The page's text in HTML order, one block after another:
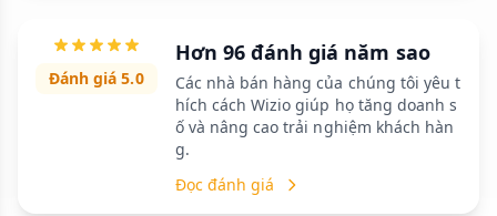
Đánh giá 5.0
Hơn 96 đánh giá năm sao
Các nhà bán hàng của chúng tôi yêu t
hích cách Wizio giúp họ tăng doanh s
ố và nâng cao trải nghiệm khách hàn
g.
Đọc đánh giá